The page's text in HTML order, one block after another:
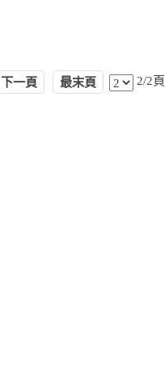
下一頁 最末頁 2/2頁